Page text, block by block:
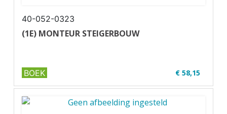
40-052-0323
(1E) MONTEUR STEIGERBOUW
€ 58,15
✔ Full colour
✔ Paperback
BOEK